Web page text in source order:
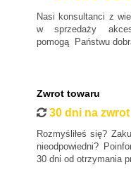
Nasi konsultanci z
w sprzedaży
pomogą Państwu
Zwrot towaru
30 dni na zwrot
Rozmyśliłeś się?
nieodpowiedni?
30 dni od otrzymania